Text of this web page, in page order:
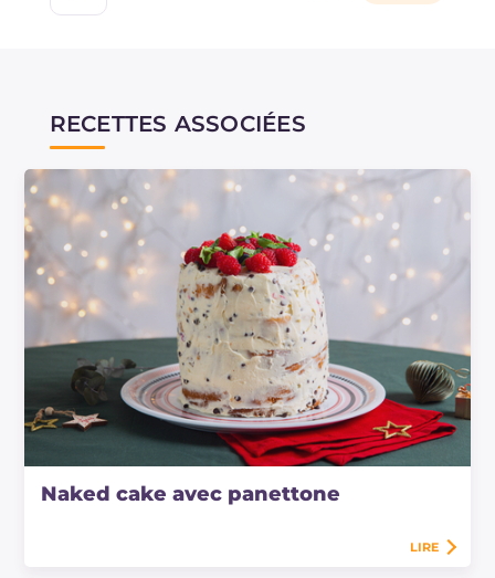
RECETTES ASSOCIÉES
Naked cake avec panettone
LIRE